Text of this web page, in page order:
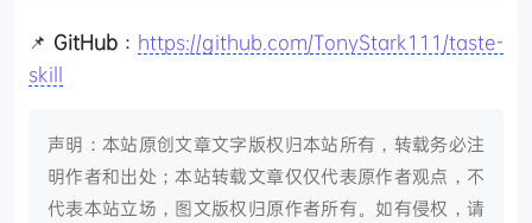
📌 GitHub ： https://github.com/TonyStark111/taste-
skill
声明：本站原创文章文字版权归本站所有，转载务必注
明作者和出处；本站转载文章仅仅代表原作者观点，不
代表本站立场，图文版权归原作者所有。如有侵权，请